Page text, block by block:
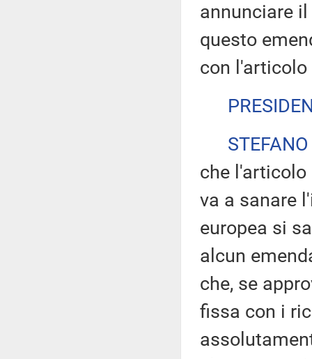
annunciare
questo
con l'articolo
che l'articolo
va a sanare
europea si
alcun
che, se
fissa con i